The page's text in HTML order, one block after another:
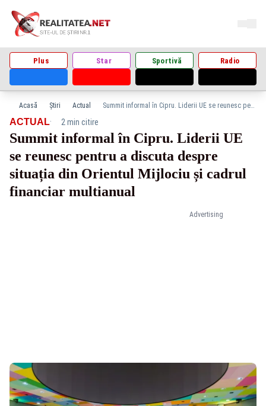
Plus Star Sportivă Radio
Acasă Știri Actual Summit informal în Cipru. Liderii UE se reunesc pentru a discuta despre situația din Orientul Mijlociu și cadrul financiar multianual
Advertising
ACTUAL· 2 min citire
Summit informal în Cipru. Liderii UE
se reunesc pentru a discuta despre
situația din Orientul Mijlociu și cadrul
financiar multianual